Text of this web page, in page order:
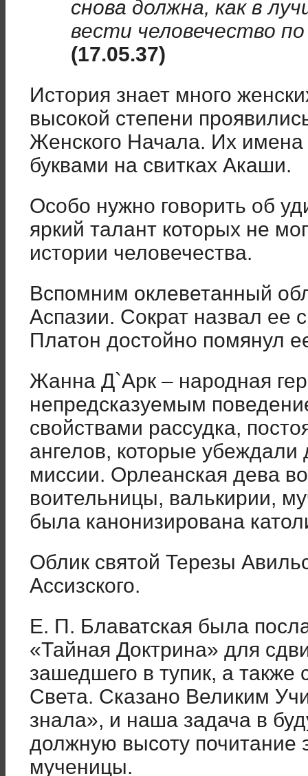
снова должна, как в
вести человечество
(17.05.37)
История знает много
высокой степени
Женского Начала. Их
буквами на свитках Акаши.
Особо нужно говорить об
яркий талант которых не
истории человечества.
Вспомним оклеветанный
Аспазии. Сократ назвал ее
Платон достойно помянул
Жанна Д`Арк – народная
непредсказуемым
свойствами рассудка,
ангелов, которые убеждали
миссии. Орлеанская дева
воительницы, валькирии,
была канонизирована
Облик святой Терезы
Ассизского.
Е. П. Блаватская была
«Тайная Доктрина» для
зашедшего в тупик, а также
Света. Сказано Великим
знала», и наша задача в
должную высоту
мученицы.